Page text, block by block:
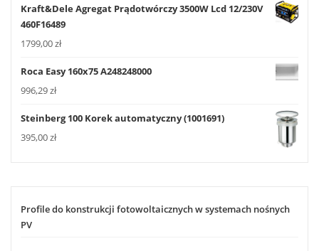
Kraft&Dele Agregat Prądotwórczy 3500W Lcd 12/230V
460F16489
1799,00zł
Roca Easy 160x75 A248248000
996,29zł
Steinberg 100 Korek automatyczny (1001691)
395,00zł
Profile do konstrukcji fotowoltaicznych w systemach nośnych
PV